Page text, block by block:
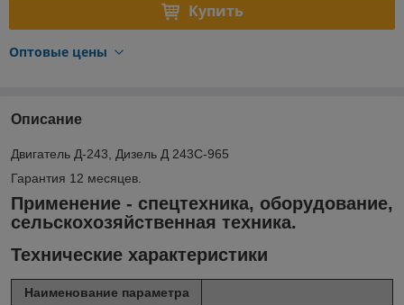
Купить
Оптовые цены
Описание
Двигатель Д-243, Дизель Д 243С-965
Гарантия 12 месяцев.
Применение - спецтехника, оборудование,
сельскохозяйственная техника.
Технические характеристики
Наименование параметра